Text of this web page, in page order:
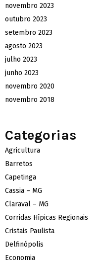
novembro 2023
outubro 2023
setembro 2023
agosto 2023
julho 2023
junho 2023
novembro 2020
novembro 2018
Categorias
Agricultura
Barretos
Capetinga
Cassia – MG
Claraval – MG
Corridas Hípicas Regionais
Cristais Paulista
Delfinópolis
Economia